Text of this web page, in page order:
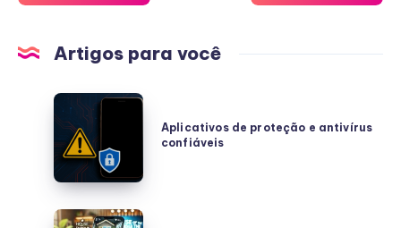
Artigos para você
Aplicativos
de
proteção
e
antivírus
confiáveis
Aplicativos de proteção e antivírus
confiáveis
The